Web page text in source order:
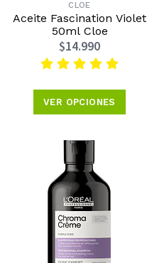
CLOE
Aceite Fascination Violet
50ml Cloe
$14.990
VER OPCIONES